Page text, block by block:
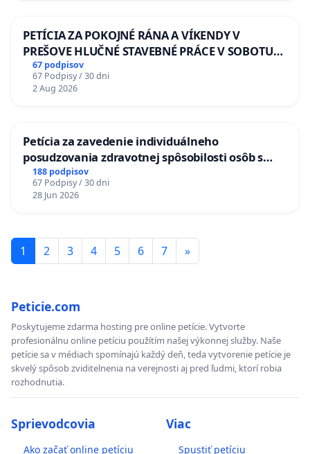
PETÍCIA ZA POKOJNÉ RÁNA A VÍKENDY V
PREŠOVE HLUČNÉ STAVEBNÉ PRÁCE V SOBOTU
LEN OD 9.00 DO 13.00 HOD., CEZ PRACOVNÝ
TÝŽDEŇ CIEĽ 8.00 – 18.00 HOD. A PRAVIDELNÁ
KONTROLA STAVBY C-AREA NA
67 podpisov
67 Podpisy / 30 dni
2 Aug 2026
Petícia za zavedenie individuálneho
posudzovania zdravotnej spôsobilosti osôb s
diabetom 1. a 2. typu pri prijímaní do
Policajného zboru SR
188 podpisov
67 Podpisy / 30 dni
28 Jun 2026
1 2 3 4 5 6 7 »
Peticie.com
Poskytujeme zdarma hosting pre online petície. Vytvorte
profesionálnu online petíciu použítím našej výkonnej služby. Naše
petície sa v médiach spomínajú každý deň, teda vytvorenie petície je
skvelý spôsob zviditelnenia na verejnosti aj pred ľudmi, ktorí robia
rozhodnutia.
Sprievodcovia
Ako začať online petíciu
Viac
Spustiť petíciu